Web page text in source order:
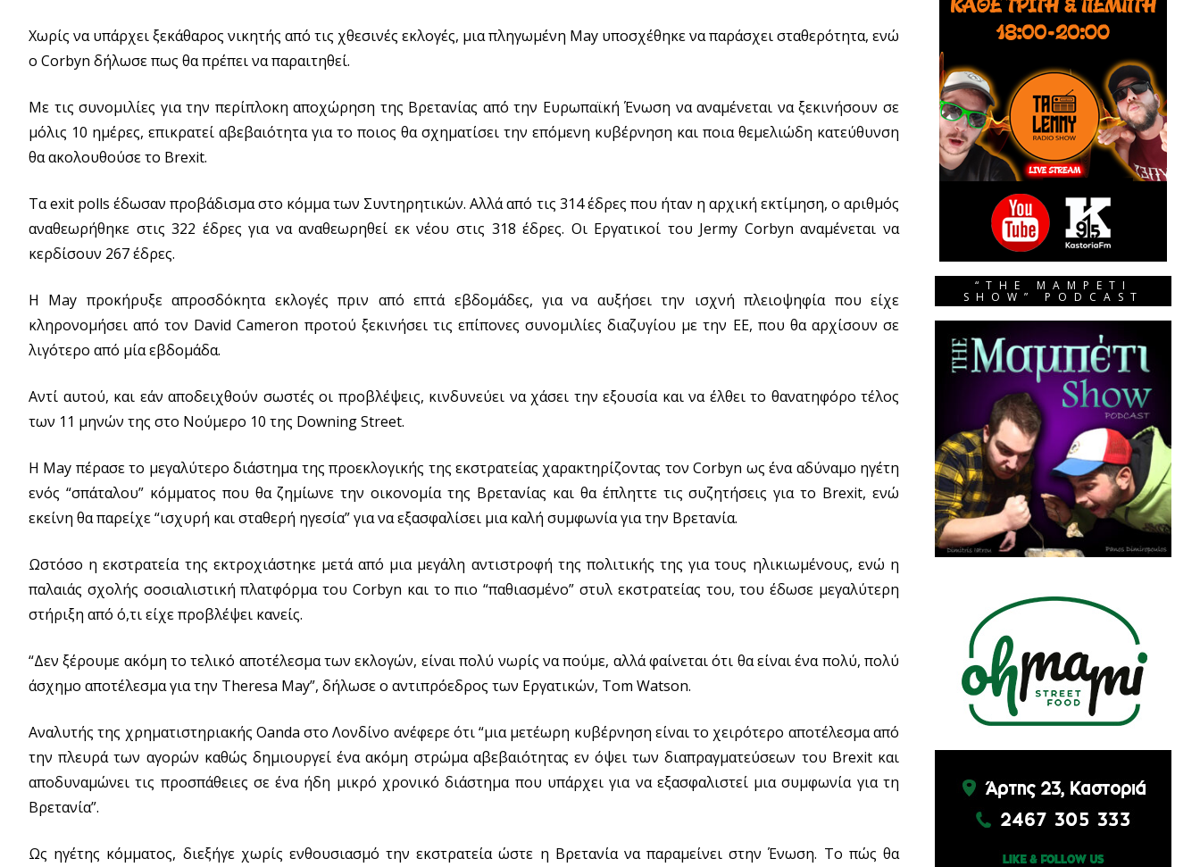
Χωρίς να υπάρχει ξεκάθαρος νικητής από τις χθεσινές εκλογές, μια πληγωμένη May υποσχέθηκε να παράσχει σταθερότητα, ενώ
ο Corbyn δήλωσε πως θα πρέπει να παραιτηθεί.
Με τις συνομιλίες για την περίπλοκη αποχώρηση της Βρετανίας από την Ευρωπαϊκή Ένωση να αναμένεται να ξεκινήσουν σε
μόλις 10 ημέρες, επικρατεί αβεβαιότητα για το ποιος θα σχηματίσει την επόμενη κυβέρνηση και ποια θεμελιώδη κατεύθυνση
θα ακολουθούσε το Brexit.
Τα exit polls έδωσαν προβάδισμα στο κόμμα των Συντηρητικών. Αλλά από τις 314 έδρες που ήταν η αρχική εκτίμηση, ο αριθμός
αναθεωρήθηκε στις 322 έδρες για να αναθεωρηθεί εκ νέου στις 318 έδρες. Οι Εργατικοί του Jermy Corbyn αναμένεται να
κερδίσουν 267 έδρες.
Η May προκήρυξε απροσδόκητα εκλογές πριν από επτά εβδομάδες, για να αυξήσει την ισχνή πλειοψηφία που είχε
κληρονομήσει από τον David Cameron προτού ξεκινήσει τις επίπονες συνομιλίες διαζυγίου με την ΕΕ, που θα αρχίσουν σε
λιγότερο από μία εβδομάδα.
Αντί αυτού, και εάν αποδειχθούν σωστές οι προβλέψεις, κινδυνεύει να χάσει την εξουσία και να έλθει το θανατηφόρο τέλος
των 11 μηνών της στο Νούμερο 10 της Downing Street.
Η May πέρασε το μεγαλύτερο διάστημα της προεκλογικής της εκστρατείας χαρακτηρίζοντας τον Corbyn ως ένα αδύναμο ηγέτη
ενός “σπάταλου” κόμματος που θα ζημίωνε την οικονομία της Βρετανίας και θα έπληττε τις συζητήσεις για το Brexit, ενώ
εκείνη θα παρείχε “ισχυρή και σταθερή ηγεσία” για να εξασφαλίσει μια καλή συμφωνία για την Βρετανία.
Ωστόσο η εκστρατεία της εκτροχιάστηκε μετά από μια μεγάλη αντιστροφή της πολιτικής της για τους ηλικιωμένους, ενώ η
παλαιάς σχολής σοσιαλιστική πλατφόρμα του Corbyn και το πιο “παθιασμένο” στυλ εκστρατείας του, του έδωσε μεγαλύτερη
στήριξη από ό,τι είχε προβλέψει κανείς.
“Δεν ξέρουμε ακόμη το τελικό αποτέλεσμα των εκλογών, είναι πολύ νωρίς να πούμε, αλλά φαίνεται ότι θα είναι ένα πολύ, πολύ
άσχημο αποτέλεσμα για την Theresa May”, δήλωσε ο αντιπρόεδρος των Εργατικών, Tom Watson.
Αναλυτής της χρηματιστηριακής Oanda στο Λονδίνο ανέφερε ότι “μια μετέωρη κυβέρνηση είναι το χειρότερο αποτέλεσμα από
την πλευρά των αγορών καθώς δημιουργεί ένα ακόμη στρώμα αβεβαιότητας εν όψει των διαπραγματεύσεων του Brexit και
αποδυναμώνει τις προσπάθειες σε ένα ήδη μικρό χρονικό διάστημα που υπάρχει για να εξασφαλιστεί μια συμφωνία για τη
Βρετανία”.
Ως ηγέτης κόμματος, διεξήγε χωρίς ενθουσιασμό την εκστρατεία ώστε η Βρετανία να παραμείνει στην Ένωση. Το πώς θα
“THE MAMPETI
SHOW” PODCAST